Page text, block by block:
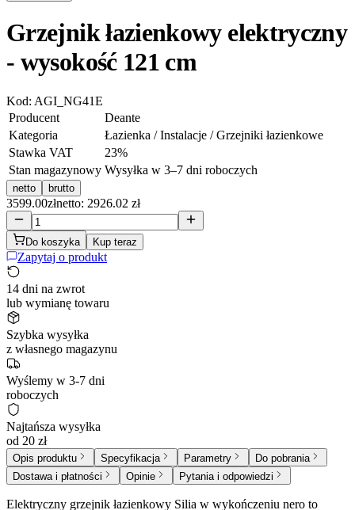
Grzejnik łazienkowy elektryczny
- wysokość 121 cm
Kod: AGI_NG41E
Producent
Deante
Kategoria
Łazienka / Instalacje / Grzejniki łazienkowe
Stawka VAT
23%
Stan magazynowy Wysyłka w 3–7 dni roboczych
netto brutto
3599.00złnetto: 2926.02 zł
Do koszyka Kup teraz
Zapytaj o produkt
14 dni na zwrot
lub wymianę towaru
Szybka wysyłka
z własnego magazynu
Wyślemy w 3-7 dni
roboczych
Najtańsza wysyłka
od 20 zł
Opis produktu Specyfikacja Parametry
Do pobrania
Dostawa i płatności
Opinie Pytania i odpowiedzi
Elektryczny grzejnik łazienkowy Silia w wykończeniu nero to